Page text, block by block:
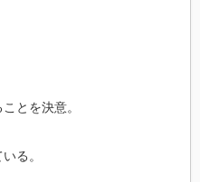
とを決意。
る。